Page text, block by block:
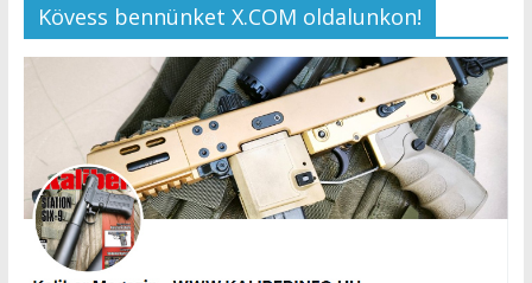
Kövess bennünket X.COM oldalunkon!